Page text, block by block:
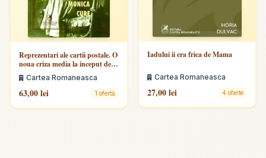
Reprezentari ale cartii postale. O
noua criza media la inceput de
secolCartea Romaneasca
63,00 lei 1 ofertă
Iadului ii era frica de Mama
Cartea Romaneasca
27,00 lei 4 oferte